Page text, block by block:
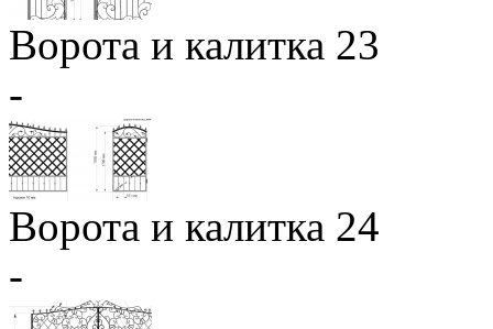
Ворота и калитка 23
-
Ворота и калитка 24
-